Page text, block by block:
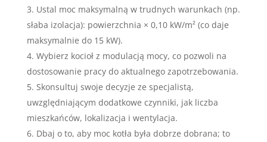
Ustal moc maksymalną w trudnych warunkach (np.
słaba izolacja): powierzchnia × 0,10 kW/m² (co daje
maksymalnie do 15 kW).
Wybierz kocioł z modulacją mocy, co pozwoli na
dostosowanie pracy do aktualnego zapotrzebowania.
Skonsultuj swoje decyzje ze specjalistą,
uwzględniającym dodatkowe czynniki, jak liczba
mieszkańców, lokalizacja i wentylacja.
Dbaj o to, aby moc kotła była dobrze dobrana; to